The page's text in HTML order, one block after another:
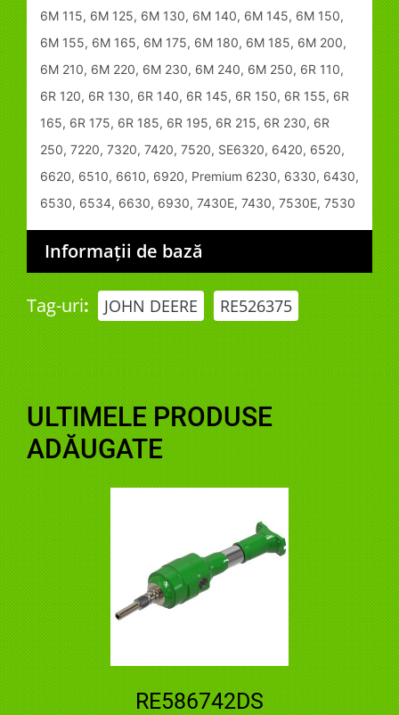
6M 115, 6M 125, 6M 130, 6M 140, 6M 145, 6M 150,
6M 155, 6M 165, 6M 175, 6M 180, 6M 185, 6M 200,
6M 210, 6M 220, 6M 230, 6M 240, 6M 250, 6R 110,
6R 120, 6R 130, 6R 140, 6R 145, 6R 150, 6R 155, 6R
165, 6R 175, 6R 185, 6R 195, 6R 215, 6R 230, 6R
250, 7220, 7320, 7420, 7520, SE6320, 6420, 6520,
6620, 6510, 6610, 6920, Premium 6230, 6330, 6430,
6530, 6534, 6630, 6930, 7430E, 7430, 7530E, 7530
Informații de bază
Tag-uri: JOHN DEERE RE526375
ULTIMELE PRODUSE
ADĂUGATE
RE586742DS